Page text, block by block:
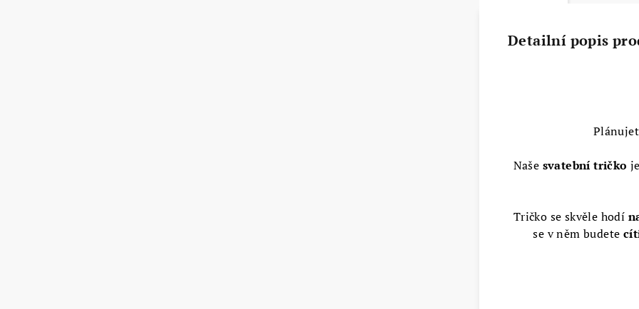
Detailní popis
Naše svatební tričko
Tričko se skvěle hodí
se v něm budete